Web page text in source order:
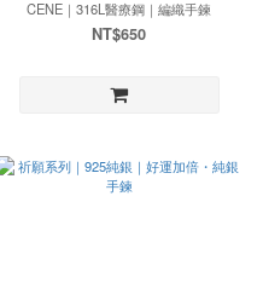
CENE｜316L醫療鋼｜編織手鍊
NT$650